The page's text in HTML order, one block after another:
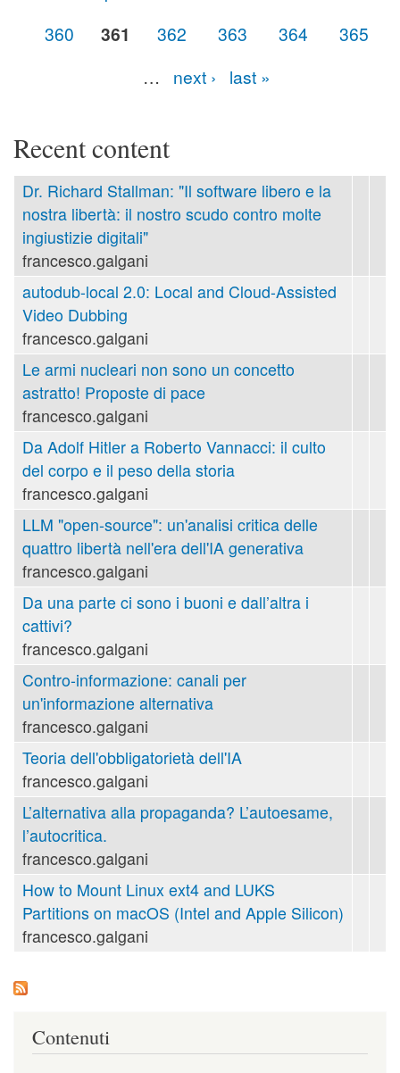
360
361 362 363 364
365
…
next › last »
Recent content
Dr. Richard Stallman: "Il software libero e la
nostra libertà: il nostro scudo contro molte
ingiustizie digitali"
francesco.galgani
autodub-local 2.0: Local and Cloud-Assisted
Video Dubbing
francesco.galgani
Le armi nucleari non sono un concetto
astratto! Proposte di pace
francesco.galgani
Da Adolf Hitler a Roberto Vannacci: il culto
del corpo e il peso della storia
francesco.galgani
LLM "open-source": un'analisi critica delle
quattro libertà nell'era dell'IA generativa
francesco.galgani
Da una parte ci sono i buoni e dall’altra i
cattivi?
francesco.galgani
Contro-informazione: canali per
un'informazione alternativa
francesco.galgani
Teoria dell'obbligatorietà dell'IA
francesco.galgani
L’alternativa alla propaganda? L’autoesame,
l’autocritica.
francesco.galgani
How to Mount Linux ext4 and LUKS
Partitions on macOS (Intel and Apple Silicon)
francesco.galgani
Contenuti